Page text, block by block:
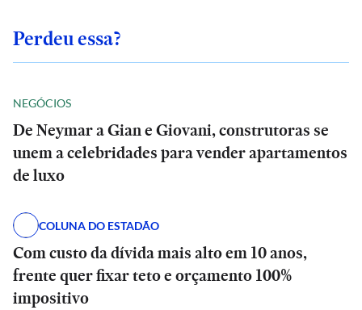
Perdeu essa?
NEGÓCIOS
De Neymar a Gian e Giovani, construtoras se
unem a celebridades para vender apartamentos
de luxo
COLUNA DO ESTADÃO
Com custo da dívida mais alto em 10 anos,
frente quer fixar teto e orçamento 100%
impositivo